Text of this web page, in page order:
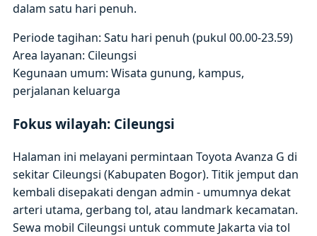
dalam satu hari penuh.
Periode tagihan: Satu hari penuh (pukul 00.00-23.59)
Area layanan: Cileungsi
Kegunaan umum: Wisata gunung, kampus,
perjalanan keluarga
Fokus wilayah: Cileungsi
Halaman ini melayani permintaan Toyota Avanza G di
sekitar Cileungsi (Kabupaten Bogor). Titik jemput dan
kembali disepakati dengan admin - umumnya dekat
arteri utama, gerbang tol, atau landmark kecamatan.
Sewa mobil Cileungsi untuk commute Jakarta via tol